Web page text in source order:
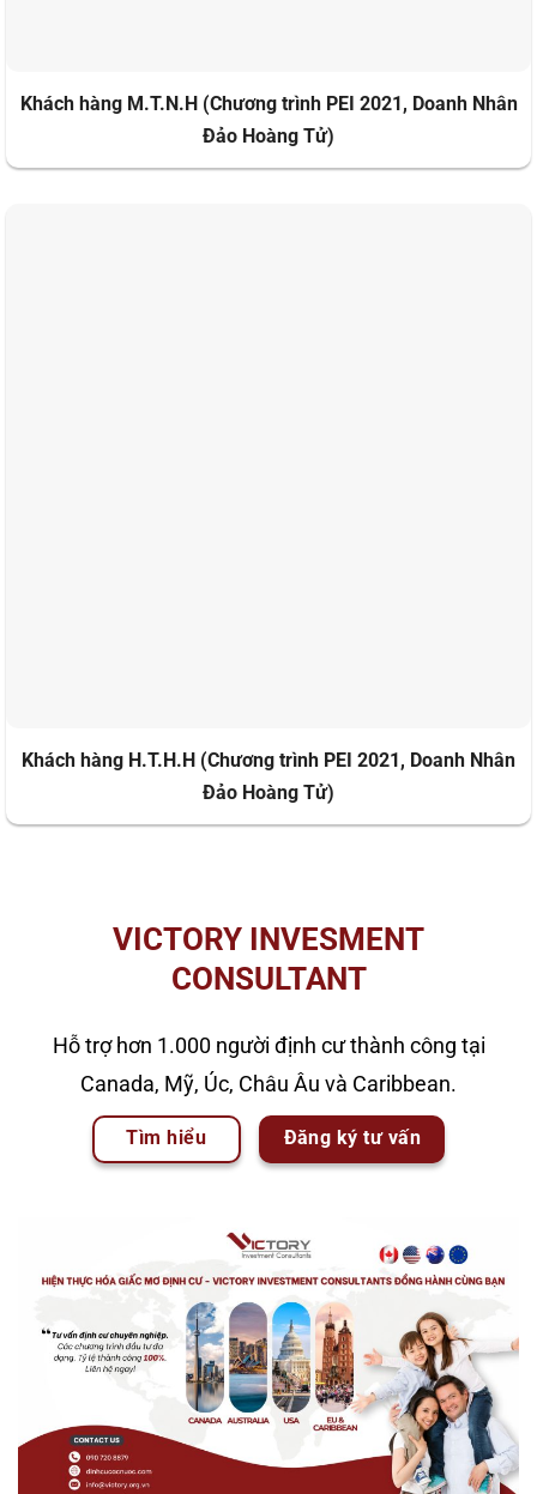
Khách hàng M.T.N.H (Chương trình PEI 2021, Doanh Nhân
Đảo Hoàng Tử)
Khách hàng H.T.H.H (Chương trình PEI 2021, Doanh Nhân
Đảo Hoàng Tử)
VICTORY INVESMENT
CONSULTANT
Hỗ trợ hơn 1.000 người định cư thành công tại
Canada, Mỹ, Úc, Châu Âu và Caribbean.
Tìm hiểu Đăng ký tư vấn